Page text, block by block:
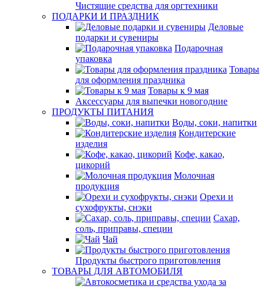
Чистящие средства для оргтехники
ПОДАРКИ И ПРАЗДНИК
Деловые
подарки и сувениры
Подарочная
упаковка
Товары
для оформления праздника
Товары к 9 мая
Аксессуары для выпечки новогодние
ПРОДУКТЫ ПИТАНИЯ
Воды, соки, напитки
Кондитерские
изделия
Кофе, какао,
цикорий
Молочная
продукция
Орехи и
сухофрукты, снэки
Сахар,
соль, приправы, специи
Чай
Продукты быстрого приготовления
ТОВАРЫ ДЛЯ АВТОМОБИЛЯ